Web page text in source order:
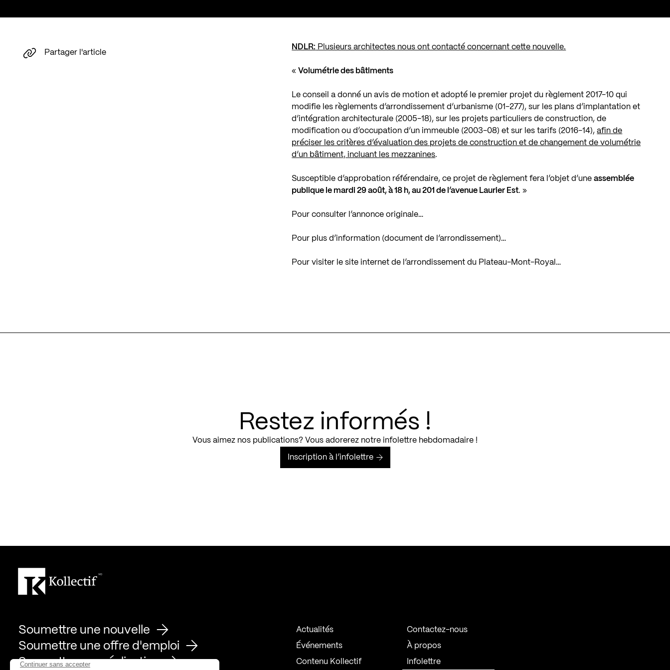
NDLR: Plusieurs architectes nous ont contacté concernant cette nouvelle.
«Volumétrie des bâtiments
Le conseil a donné un avis de motion et adopté le premier projet du règlement 2017-10 qui
modifie les règlements d’arrondissement d’urbanisme (01-277), sur les plans d’implantation et
d’intégration architecturale (2005-18), sur les projets particuliers de construction, de
modification ou d’occupation d’un immeuble (2003-08) et sur les tarifs (2016-14),afin de
préciser les critères d’évaluation des projets de construction et de changement de volumétrie
d’un bâtiment, incluant les mezzanines.
Susceptible d’approbation référendaire, ce projet de règlement fera l’objet d’uneassemblée
publique le mardi 29 août, à 18 h, au 201 de l’avenue Laurier Est. »
Pour consulter l’annonce originale…
Pour plus d’information (document de l’arrondissement)…
Pour visiter le site internet de l’arrondissement du Plateau-Mont-Royal…
Partager l'article
Restez informés !
Vous aimez nos publications? Vous adorerez notre infolettre hebdomadaire !
Inscription à l’infolettre
Soumettre une nouvelle
Soumettre une offre d'emploi
Soumettre une réalisation
Actualités
Événements
Contenu Kollectif
Contactez-nous
À propos
Infolettre